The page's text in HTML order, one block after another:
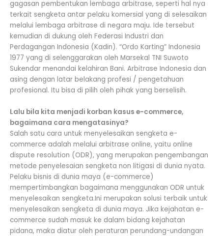
gagasan pembentukan lembaga arbitrase, seperti hal nya
terkait sengketa antar pelaku komersial yang di selesaikan
melalui lembaga arbitrase di negara maju. Ide tersebut
kemudian di dukung oleh Federasi Industri dan
Perdagangan Indonesia (Kadin). “Ordo Karting” Indonesia
1977 yang di selenggarakan oleh Marsekal TNI Suwoto
Sukendar menandai kelahiran Bani. Arbitrase Indonesia dan
asing dengan latar belakang profesi / pengetahuan
profesional. Itu bisa di pilih oleh pihak yang berselisih.
Lalu bila kita menjadi korban kasus e-commerce,
bagaimana cara mengatasinya?
Salah satu cara untuk menyelesaikan sengketa e-
commerce adalah melalui arbitrase online, yaitu online
dispute resolution (ODR), yang merupakan pengembangan
metode penyelesaian sengketa non litigasi di dunia nyata.
Pelaku bisnis di dunia maya (e-commerce)
mempertimbangkan bagaimana menggunakan ODR untuk
menyelesaikan sengketa.Ini merupakan solusi terbaik untuk
menyelesaikan sengketa di dunia maya. Jika kejahatan e-
commerce sudah masuk ke dalam bidang kejahatan
pidana, maka diatur oleh peraturan perundang-undangan